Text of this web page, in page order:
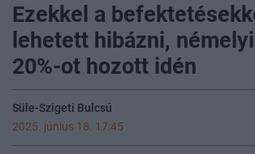
Ezekkel a
lehetett hibázni,
20%-ot hozott idén
Süle-Szigeti Bulcsú
2025. június 18. 17:45